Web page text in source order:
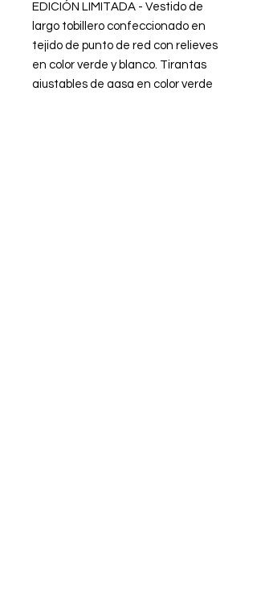
EDICIÓN LIMITADA - Vestido de
largo tobillero confeccionado en
tejido de punto de red con relieves
en color verde y blanco. Tirantas
ajustables de gasa en color verde